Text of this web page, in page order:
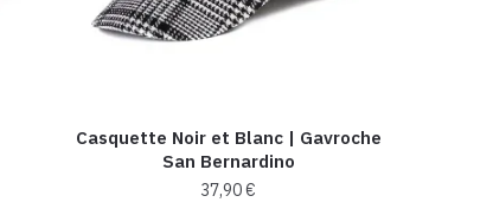
Casquette Noir et Blanc | Gavroche
San Bernardino
37,90€